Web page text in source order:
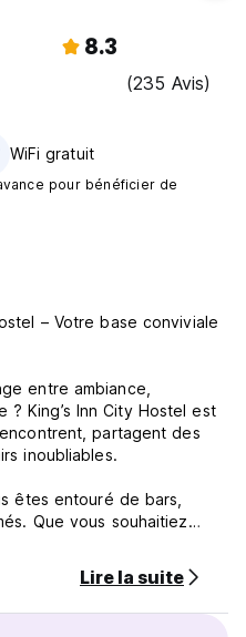
8.3
(235 Avis)
WiFi gratuit
pour bénéficier de
– Votre base conviviale
entre ambiance,
King’s Inn City Hostel est
partagent des
inoubliables.
êtes entouré de bars,
Que vous souhaitiez
:
Lire la suite